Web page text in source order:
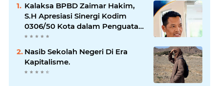
Kalaksa BPBD Zaimar Hakim,
S.H Apresiasi Sinergi Kodim
0306/50 Kota dalam Penguatan
Mitigasi dan Penanganan
Bencana
Nasib Sekolah Negeri Di Era
Kapitalisme.